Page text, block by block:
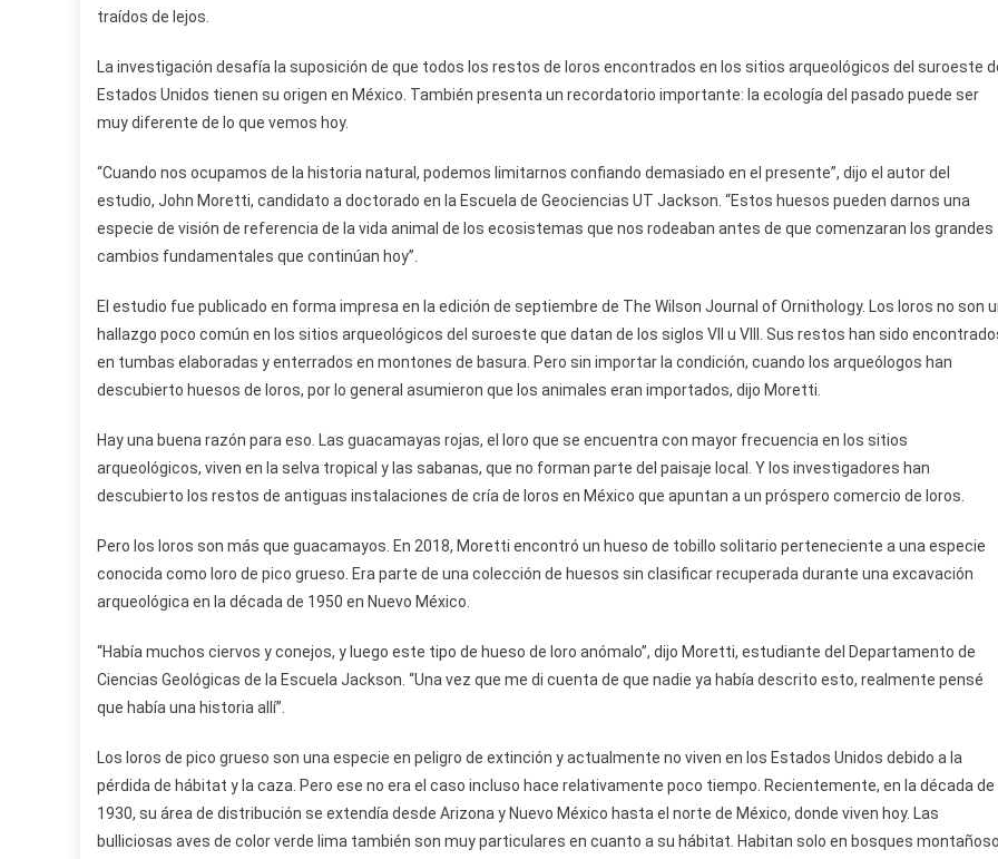
traídos de lejos.
La investigación desafía la suposición de que todos los restos de loros encontrados en los sitios arqueológicos del suroeste
Estados Unidos tienen su origen en México. También presenta un recordatorio importante: la ecología del pasado puede ser
muy diferente de lo que vemos hoy.
“Cuando nos ocupamos de la historia natural, podemos limitarnos confiando demasiado en el presente”, dijo el autor del
estudio, John Moretti, candidato a doctorado en la Escuela de Geociencias UT Jackson. “Estos huesos pueden darnos una
especie de visión de referencia de la vida animal de los ecosistemas que nos rodeaban antes de que comenzaran los grandes
cambios fundamentales que continúan hoy”.
El estudio fue publicado en forma impresa en la edición de septiembre de The Wilson Journal of Ornithology. Los loros no son
hallazgo poco común en los sitios arqueológicos del suroeste que datan de los siglos VII u VIII. Sus restos han sido
en tumbas elaboradas y enterrados en montones de basura. Pero sin importar la condición, cuando los arqueólogos han
descubierto huesos de loros, por lo general asumieron que los animales eran importados, dijo Moretti.
Hay una buena razón para eso. Las guacamayas rojas, el loro que se encuentra con mayor frecuencia en los sitios
arqueológicos, viven en la selva tropical y las sabanas, que no forman parte del paisaje local. Y los investigadores han
descubierto los restos de antiguas instalaciones de cría de loros en México que apuntan a un próspero comercio de loros.
Pero los loros son más que guacamayos. En 2018, Moretti encontró un hueso de tobillo solitario perteneciente a una especie
conocida como loro de pico grueso. Era parte de una colección de huesos sin clasificar recuperada durante una excavación
arqueológica en la década de 1950 en Nuevo México.
“Había muchos ciervos y conejos, y luego este tipo de hueso de loro anómalo”, dijo Moretti, estudiante del Departamento de
Ciencias Geológicas de la Escuela Jackson. “Una vez que me di cuenta de que nadie ya había descrito esto, realmente pensé
que había una historia allí”.
Los loros de pico grueso son una especie en peligro de extinción y actualmente no viven en los Estados Unidos debido a la
pérdida de hábitat y la caza. Pero ese no era el caso incluso hace relativamente poco tiempo. Recientemente, en la década de
1930, su área de distribución se extendía desde Arizona y Nuevo México hasta el norte de México, donde viven hoy. Las
bulliciosas aves de color verde lima también son muy particulares en cuanto a su hábitat. Habitan solo en bosques